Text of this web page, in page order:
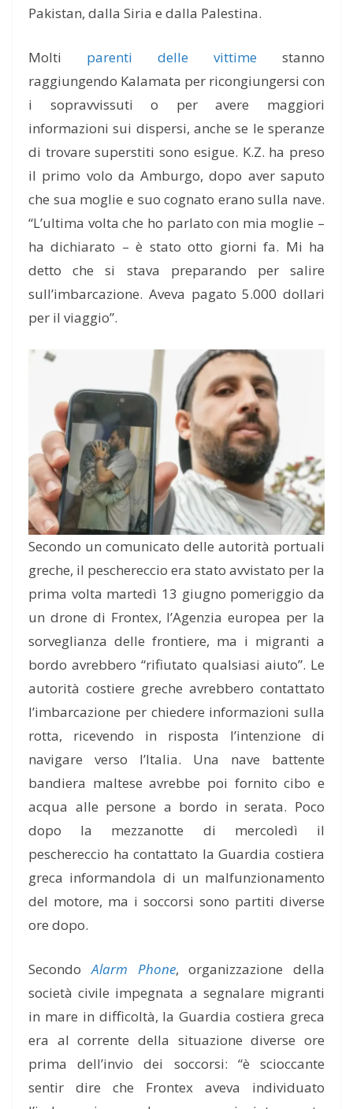
Pakistan, dalla Siria e dalla Palestina.
Molti parenti delle vittime stanno
raggiungendo Kalamata per ricongiungersi con
i sopravvissuti o per avere maggiori
informazioni sui dispersi, anche se le speranze
di trovare superstiti sono esigue. K.Z. ha preso
il primo volo da Amburgo, dopo aver saputo
che sua moglie e suo cognato erano sulla nave.
“L’ultima volta che ho parlato con mia moglie –
ha dichiarato – è stato otto giorni fa. Mi ha
detto che si stava preparando per salire
sull’imbarcazione. Aveva pagato 5.000 dollari
per il viaggio”.
Secondo un comunicato delle autorità portuali
greche, il peschereccio era stato avvistato per la
prima volta martedì 13 giugno pomeriggio da
un drone di Frontex, l’Agenzia europea per la
sorveglianza delle frontiere, ma i migranti a
bordo avrebbero “rifiutato qualsiasi aiuto”. Le
autorità costiere greche avrebbero contattato
l’imbarcazione per chiedere informazioni sulla
rotta, ricevendo in risposta l’intenzione di
navigare verso l’Italia. Una nave battente
bandiera maltese avrebbe poi fornito cibo e
acqua alle persone a bordo in serata. Poco
dopo la mezzanotte di mercoledì il
peschereccio ha contattato la Guardia costiera
greca informandola di un malfunzionamento
del motore, ma i soccorsi sono partiti diverse
ore dopo.
SecondoAlarm Phone, organizzazione della
società civile impegnata a segnalare migranti
in mare in difficoltà, la Guardia costiera greca
era al corrente della situazione diverse ore
prima dell’invio dei soccorsi: “è scioccante
sentir dire che Frontex aveva individuato